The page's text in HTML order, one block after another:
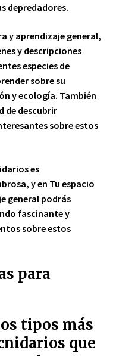
depredadores.
y aprendizaje general,
y descripciones
especies de
sobre su
y ecología. También
de descubrir
sobre estos
es
y en Tu espacio
general podrás
fascinante y
sobre estos
para
tipos más
que